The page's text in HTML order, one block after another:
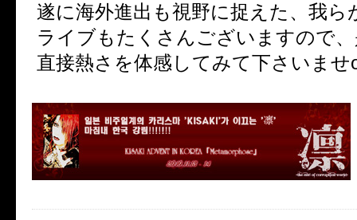
遂に海外進出も視野に捉えた、我ら
ライブもたくさんございますので
直接熱さを体感してみて下さいませ